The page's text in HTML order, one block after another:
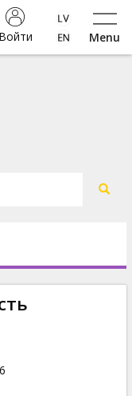
Menu
Войти